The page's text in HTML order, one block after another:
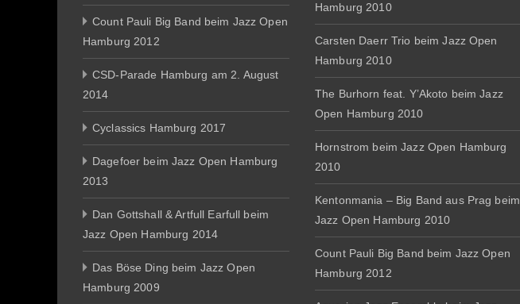
Count Pauli Big Band beim Jazz Open
Hamburg 2012
CSD-Parade Hamburg am 2. August
2014
Cyclassics Hamburg 2017
Dagefoer beim Jazz Open Hamburg
2013
Dan Gottshall & Artfull Earfull beim
Jazz Open Hamburg 2014
Das Böse Ding beim Jazz Open
Hamburg 2009
Hamburg 2010
Carsten Daerr Trio beim Jazz Open
Hamburg 2010
The Burhorn feat. Y’Akoto beim Jazz
Open Hamburg 2010
Hornstrom beim Jazz Open Hamburg
2010
Kentonmania – Big Band aus Prag beim
Jazz Open Hamburg 2010
Count Pauli Big Band beim Jazz Open
Hamburg 2012